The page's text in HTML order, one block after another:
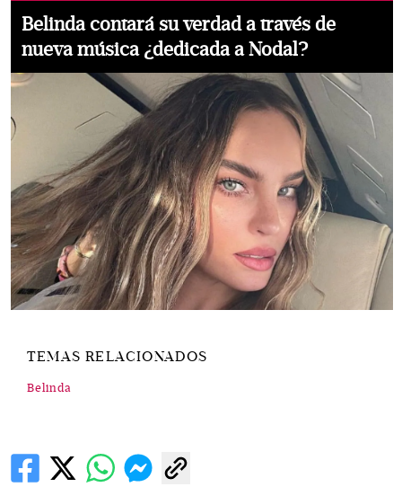
Belinda contará su verdad a través de
nueva música ¿dedicada a Nodal?
TEMAS RELACIONADOS
Belinda